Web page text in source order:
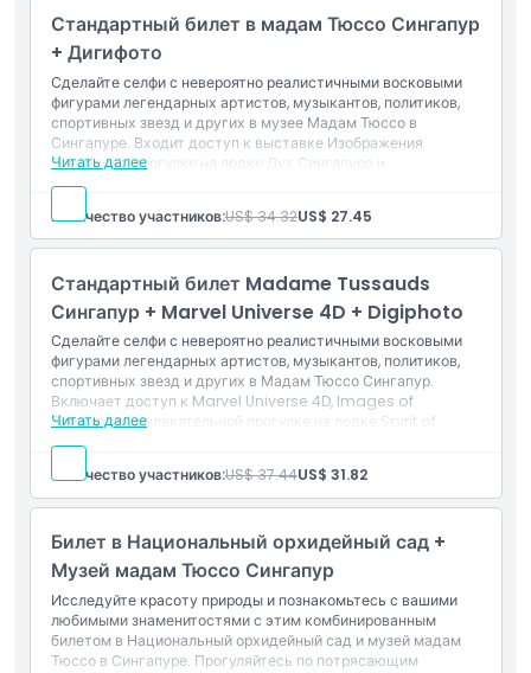
Включено
Политика в отношении детей и взрослых
Исключения
Часы работы
Вещи, которые нужно знать
Местоположение
Как добраться туда
Политика отмены
Опыт Ultimate Film Star (зона Болливуда)
Стандартный билет в мадам Тюссо Сингапур
+ Дигифото
Сделайте селфи с невероятно реалистичными восковыми
фигурами легендарных артистов, музыкантов, политиков,
спортивных звезд и других в музее Мадам Тюссо в
Сингапуре. Входит доступ к выставке Изображения
Сингапура, прогулке на лодке Дух Сингапура и
уникальному опыту Звезды кино, а также цифровой
Читать далее
Включено
Все включения стандартного билета
Количество участников:US$ 34.32US$ 27.45
Стандартный билет Madame Tussauds
Сингапур + Marvel Universe 4D + Digiphoto
Сделайте селфи с невероятно реалистичными восковыми
фигурами легендарных артистов, музыкантов, политиков,
спортивных звезд и других в Мадам Тюссо Сингапур.
Включает доступ к Marvel Universe 4D, Images of
Singapore, увлекательной прогулке на лодке Spirit of
Singapore и Ultimate Film Star Experience, а также
Читать далее
Включено в стоимость
Все включения из Стандартного билета
Один цифровой фотосувенир на память
Количество участников:US$ 37.44US$ 31.82
Билет в Национальный орхидейный сад +
Музей мадам Тюссо Сингапур
Исследуйте красоту природы и познакомьтесь с вашими
любимыми знаменитостями с этим комбинированным
билетом в Национальный орхидейный сад и музей мадам
Тюссо в Сингапуре. Прогуляйтесь по потрясающим